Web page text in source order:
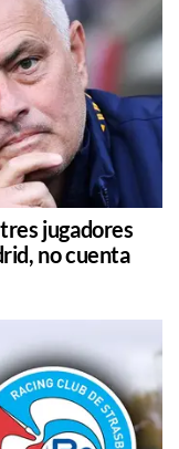
jugadores
no cuenta